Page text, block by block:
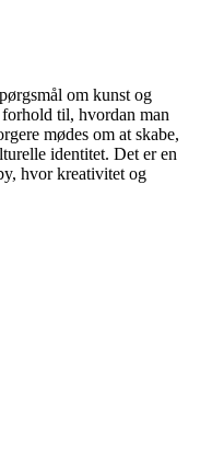
om kunst og
til, hvordan man
mødes om at skabe,
identitet. Det er en
hvor kreativitet og